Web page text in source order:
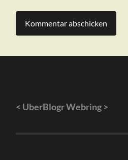
< UberBlogr Webring >